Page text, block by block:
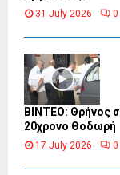
31 July 2026 0
ΒΙΝΤΕΟ: Θρήνος
20χρονο Θοδωρή
17 July 2026 0